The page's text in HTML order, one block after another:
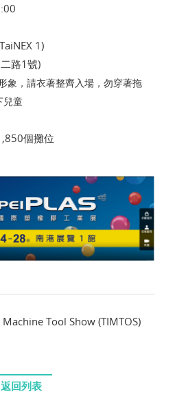
1)
路1號)
象，請衣著整齊入場，勿穿著拖
兒童
個攤位
Tool Show (TIMTOS)
返回列表